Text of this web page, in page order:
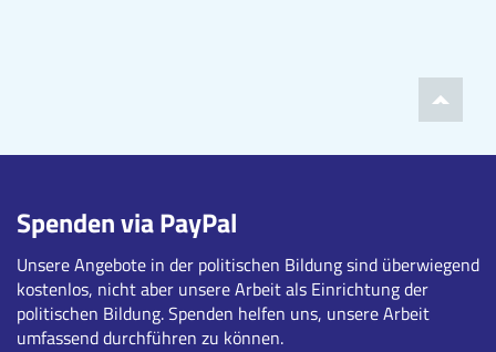
Spenden via PayPal
Unsere Angebote in der politischen Bildung sind überwiegend
kostenlos, nicht aber unsere Arbeit als Einrichtung der
politischen Bildung. Spenden helfen uns, unsere Arbeit
umfassend durchführen zu können.